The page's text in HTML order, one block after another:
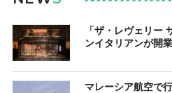
「ザ・レヴェリー
ンイタリアンが開業
マレーシア航空で